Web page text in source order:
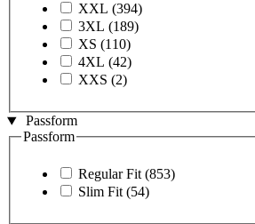
XXL (394)
3XL (189)
XS (110)
4XL (42)
XXS (2)
Passform
Passform
Regular Fit (853)
Slim Fit (54)